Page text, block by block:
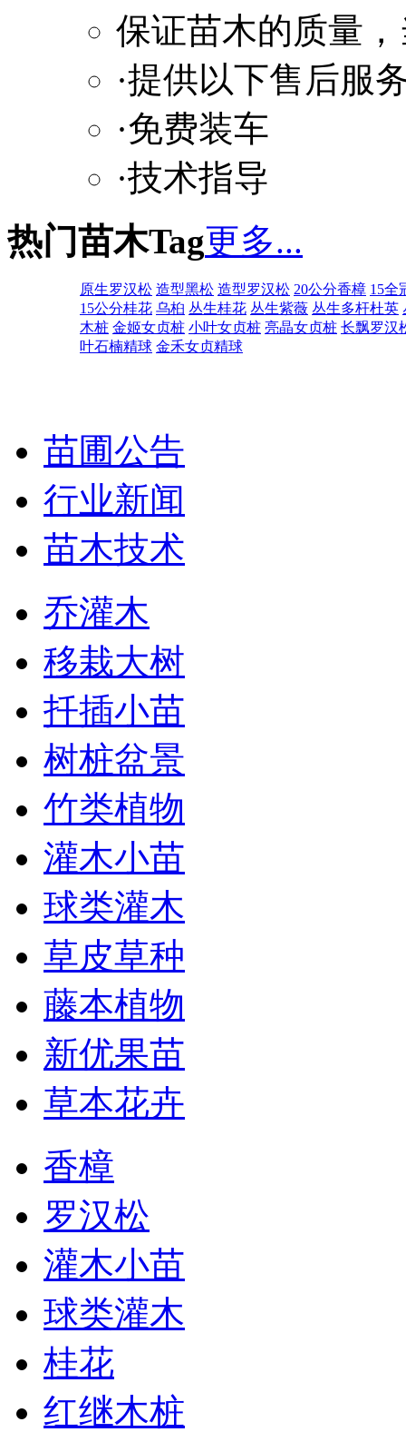
保证苗木的质量
·提供以下售后服
·免费装车
·技术指导
热门苗木Tag更多...
原生罗汉松 造型黑松 造型罗汉松 20公分香樟 15全
15公分桂花 乌桕 丛生桂花 丛生紫薇 丛生多杆杜英
木桩 金姬女贞桩 小叶女贞桩 亮晶女贞桩 长飘罗汉
叶石楠精球 金禾女贞精球
苗圃公告
行业新闻
苗木技术
乔灌木
移栽大树
扦插小苗
树桩盆景
竹类植物
灌木小苗
球类灌木
草皮草种
藤本植物
新优果苗
草本花卉
香樟
罗汉松
灌木小苗
球类灌木
桂花
红继木桩